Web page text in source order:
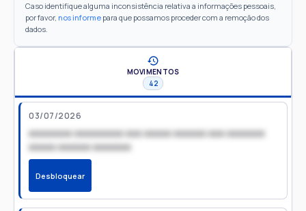
Caso identifique alguma inconsistência relativa a informações pessoais,
por favor, nos informe para que possamos proceder com a remoção dos
dados.
MOVIMENTOS
42
03/07/2026
xxxxxxxx xxxxxxxxx xxx xxxxx xxxxxx xxx xxxxxxx
xxxxx xxxxxx xxxxxxx
Desbloquear